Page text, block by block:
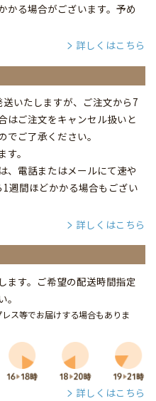
る場合がございます。予め
詳しくはこちら
いたしますが、ご注文から7
はご注文をキャンセル扱いと
ご了承ください。
。
、電話またはメールにて速や
週間ほどかかる場合もござい
詳しくはこちら
ます。ご希望の配送時間指定
ス等でお届けする場合もありま
詳しくはこちら